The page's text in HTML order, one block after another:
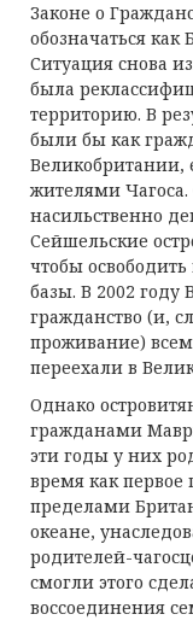
Законе о
обозначаться как
Ситуация снова
была
территорию. В
были бы как
Великобритании,
жителями
насильственно
Сейшельские
чтобы
базы. В 2002 году
гражданство (и,
проживание) всем
переехали в
Однако
гражданами
эти годы у них
время как первое
пределами
океане,
родителей-
смогли этого
воссоединения